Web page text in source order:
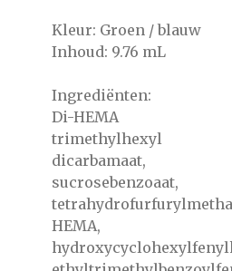
Kleur: Groen / blauw
Inhoud: 9.76 mL
Ingrediënten:
Di-HEMA
trimethylhexyl
dicarbamaat,
sucrosebenzoaat,
HEMA,